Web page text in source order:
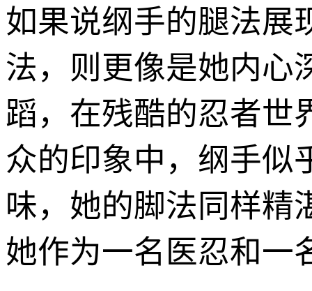
如果说纲手的腿法展
法，则更像是她内心
蹈，在残酷的忍者世
众的印象中，纲手似
味，她的脚法同样精
她作为一名医忍和一